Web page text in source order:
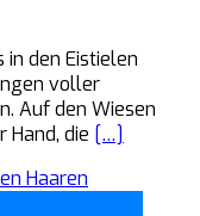
in den Eistielen
voller
Auf den Wiesen
Hand, die […]